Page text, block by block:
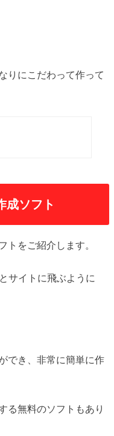
りにこだわって作って
成ソフト
トをご紹介します。
サイトに飛ぶように
でき、非常に簡単に作
る無料のソフトもあり